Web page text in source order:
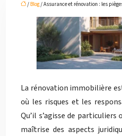
/ Blog/ Assurance et rénovation : les
La rénovation immobilière
où les risques et les
Qu’il s’agisse de
maîtrise des aspects